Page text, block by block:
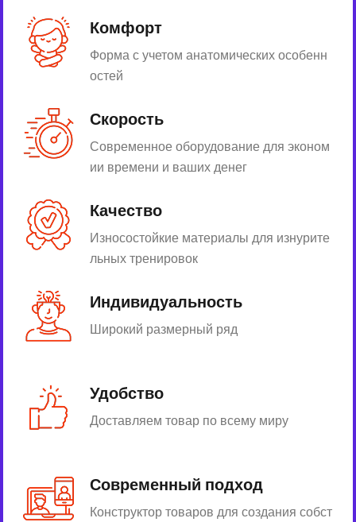
Комфорт
Форма с учетом анатомических особенн
остей
Скорость
Современное оборудование для эконом
ии времени и ваших денег
Качество
Износостойкие материалы для изнурите
льных тренировок
Индивидуальность
Широкий размерный ряд
Удобство
Доставляем товар по всему миру
Современный подход
Конструктор товаров для создания собст